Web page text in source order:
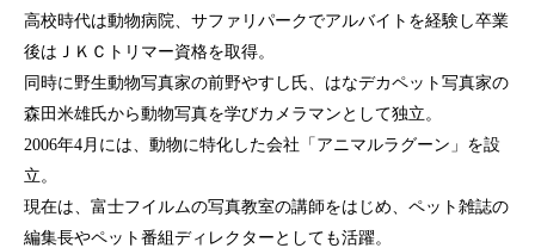
高校時代は動物病院、サファリパークでアルバイトを経験し卒業
後はＪＫＣトリマー資格を取得。
同時に野生動物写真家の前野やすし氏、はなデカペット写真家の
森田米雄氏から動物写真を学びカメラマンとして独立。
2006年4月には、動物に特化した会社「アニマルラグーン」を設
立。
現在は、富士フイルムの写真教室の講師をはじめ、ペット雑誌の
編集長やペット番組ディレクターとしても活躍。